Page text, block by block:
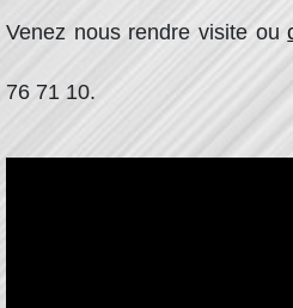
Venez nous rendre visite ou
76 71 10.